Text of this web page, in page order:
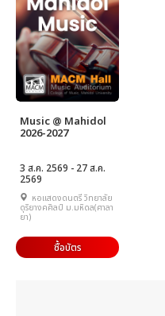
Music @ Mahidol
2026-2027
3 ส.ค. 2569 - 27 ส.ค.
2569
หอแสดงดนตรี วิทยาลัย
ดุริยางคศิลป์ ม.มหิดล(ศาลา
ยา)
ซื้อบัตร